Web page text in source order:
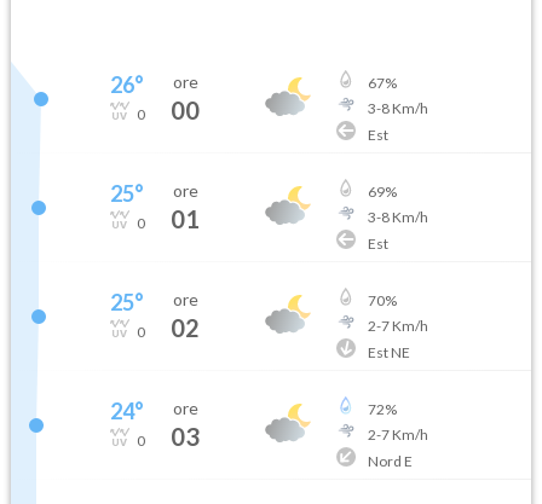
26°
0
ore
00
67%
3-8Km/h
Est
25°
0
ore
01
69%
3-8Km/h
Est
25°
0
ore
02
70%
2-7Km/h
Est NE
24°
0
ore
03
72%
2-7Km/h
Nord E